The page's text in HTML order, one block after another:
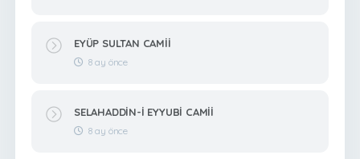
EYÜP SULTAN CAMİİ
8 ay önce
SELAHADDİN-İ EYYUBİ CAMİİ
8 ay önce